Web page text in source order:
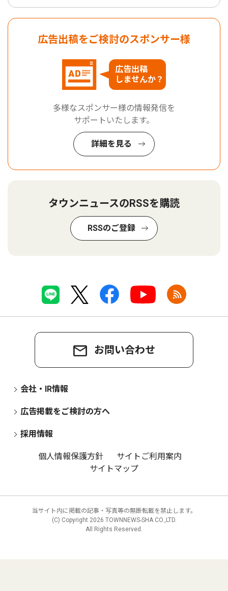
広告出稿をご検討のスポンサー様
広告出稿
しませんか？
多様なスポンサー様の情報発信を
サポートいたします。
詳細を見る
タウンニュースのRSSを購読
RSSのご登録
お問い合わせ
会社・IR情報
広告掲載をご検討の方へ
採用情報
個人情報保護方針
サイトご利用案内
サイトマップ
当サイト内に掲載の記事・写真等の無断転載を禁止します。
(C) Copyright 2026 TOWNNEWS-SHA CO.,LTD.
All Rights Reserved.